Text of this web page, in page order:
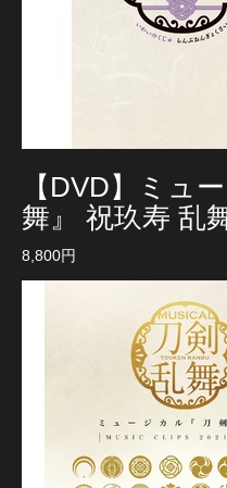
【DVD】ミュ
舞』 祝玖寿 乱
8,800円